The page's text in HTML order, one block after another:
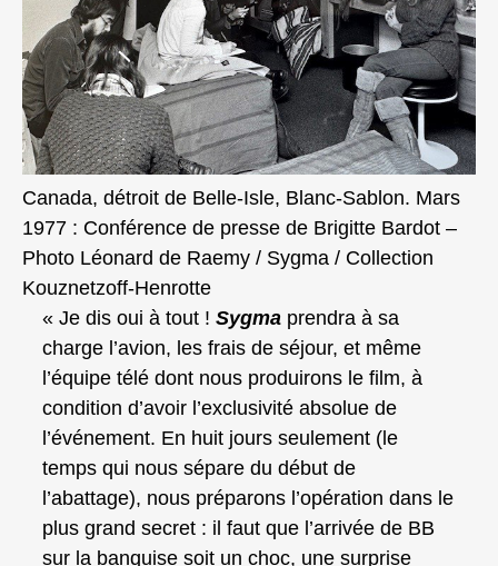
Canada, détroit de Belle‑Isle, Blanc‑Sablon. Mars
1977 : Conférence de presse de Brigitte Bardot –
Photo Léonard de Raemy / Sygma / Collection
Kouznetzoff‑Henrotte
« Je dis oui à tout ! Sygma prendra à sa
charge l’avion, les frais de séjour, et même
l’équipe télé dont nous produirons le film, à
condition d’avoir l’exclusivité absolue de
l’événement. En huit jours seulement (le
temps qui nous sépare du début de
l’abattage), nous préparons l’opération dans le
plus grand secret : il faut que l’arrivée de BB
sur la banquise soit un choc, une surprise